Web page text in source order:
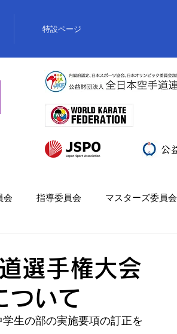
特設ページ
会 指導委員会 マスターズ委員会
選手権大会
ついて
生の部の実施要項の訂正を